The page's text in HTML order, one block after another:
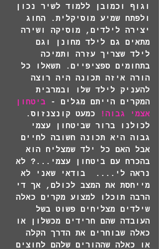
וגוף וכמובן ללמוד לשיר נכון
ולפתח שמיע מוסיקלית. החוג
יצירה לילדים, מוסיקה ושירה
מתאים גם לילד מחונן וגם
לילד שצריך עזרה ותמיכה
בתחומים ספציפיים. תשאלו כל
הורה איזה תכונה היה רוצה
להעניק לילד שלו ובמרבית
המקרים הייתם מגלים - ביטחון
אצמי גבוה!
כמעט קונצנזוס.
לכולנו ברור שביטחון עצמי
גבוה היא תכונה חשובה לחיים
אבל האם כל ילד שמצליח הוא
בהכרח עם ביטחון עצמי...? לא
נראה לי....  בודאי שאני לא
מייחסת את המצב לכולם, אך די
הרבה תוכלו למצוע מקרים כאלה
שילדים מצליחים פשוט בשל
העובדה שהם חרידים מכשלון או
כאלה שבוחרים את הדרך הקלה
או כאלה שההורים שלהם לחוצים